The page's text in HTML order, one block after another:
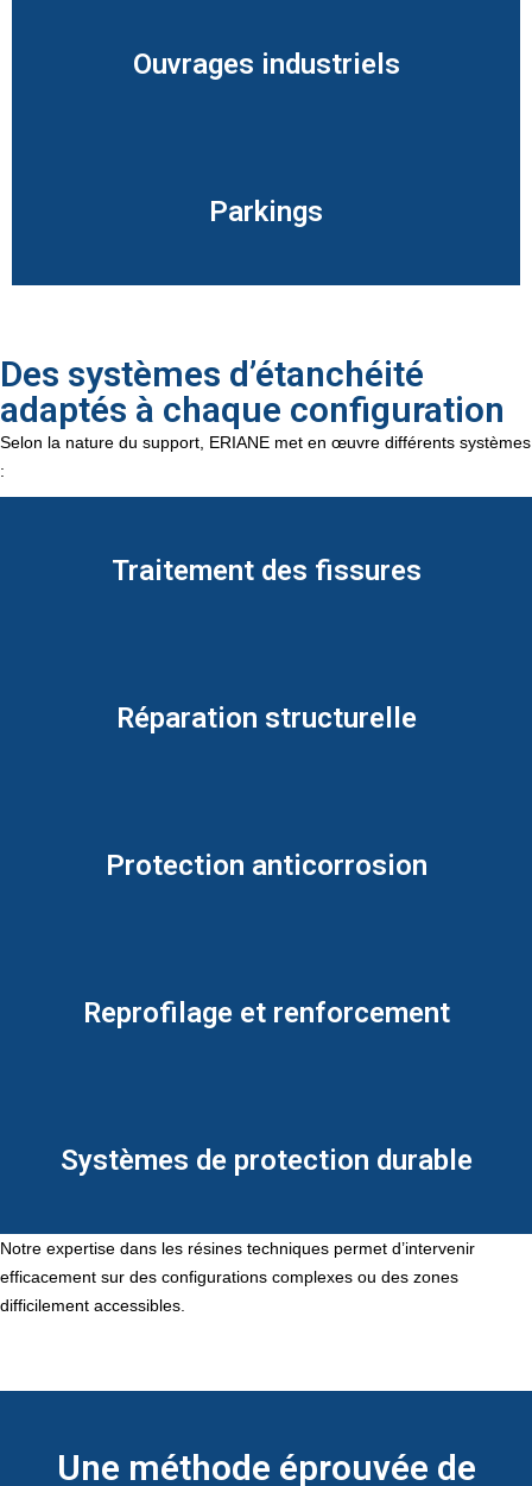
Ouvrages industriels
Parkings
Des systèmes d’étanchéité
adaptés à chaque configuration
Selon la nature du support, ERIANE met en œuvre différents systèmes
:
Traitement des fissures
Réparation structurelle
Protection anticorrosion
Reprofilage et renforcement
Systèmes de protection durable
Notre expertise dans les résines techniques permet d’intervenir
efficacement sur des configurations complexes ou des zones
difficilement accessibles.
Une méthode éprouvée de